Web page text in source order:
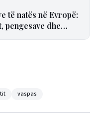
të natës në Evropë:
pengesave dhe
vaspas